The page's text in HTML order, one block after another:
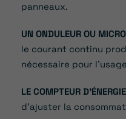
panneaux.
UN ONDULEUR OU
le courant continu
nécessaire pour
LE COMPTEUR
d’ajuster la